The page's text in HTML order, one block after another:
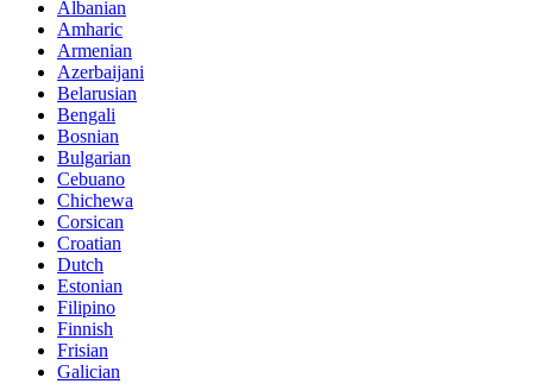
Albanian
Amharic
Armenian
Azerbaijani
Belarusian
Bengali
Bosnian
Bulgarian
Cebuano
Chichewa
Corsican
Croatian
Dutch
Estonian
Filipino
Finnish
Frisian
Galician